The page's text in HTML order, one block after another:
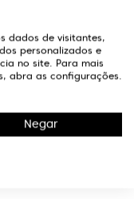
dados de visitantes,
personalizados e
no site. Para mais
abra as configurações.
Negar